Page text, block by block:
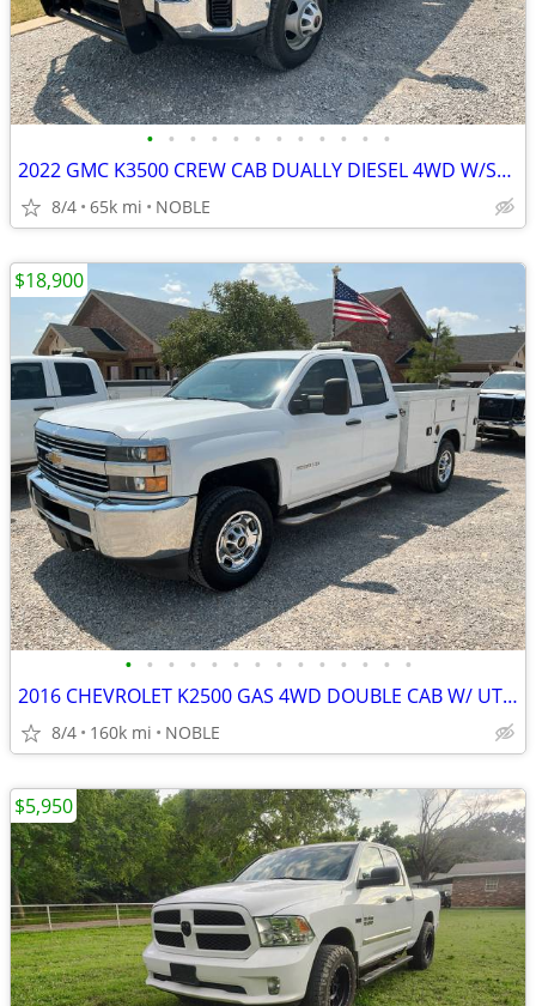
• • • • • • • • • • • •
2022 GMC K3500 CREW CAB DUALLY DIESEL 4WD W/SKIRTED FLATBED
8/4 65k mi NOBLE
• • • • • • • • • • • • • •
2016 CHEVROLET K2500 GAS 4WD DOUBLE CAB W/ UTILITY BED
8/4 160k mi NOBLE
$18,900
$5,950